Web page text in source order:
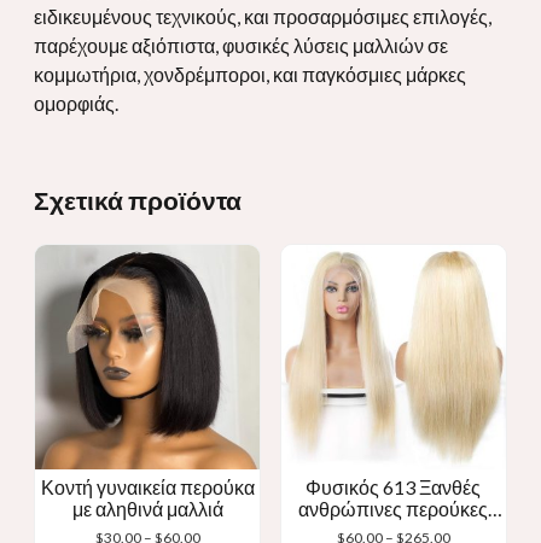
ειδικευμένους τεχνικούς, και προσαρμόσιμες επιλογές,
παρέχουμε αξιόπιστα, φυσικές λύσεις μαλλιών σε
κομμωτήρια, χονδρέμποροι, και παγκόσμιες μάρκες
ομορφιάς.
Σχετικά προϊόντα
Κοντή γυναικεία περούκα
με αληθινά μαλλιά
$30.00 – $60.00Εύρος
Φυσικός 613 Ξανθές
ανθρώπινες περούκες
Ξανθή δαντέλα μπροστινή
$60.00 – $265.00Εύρος